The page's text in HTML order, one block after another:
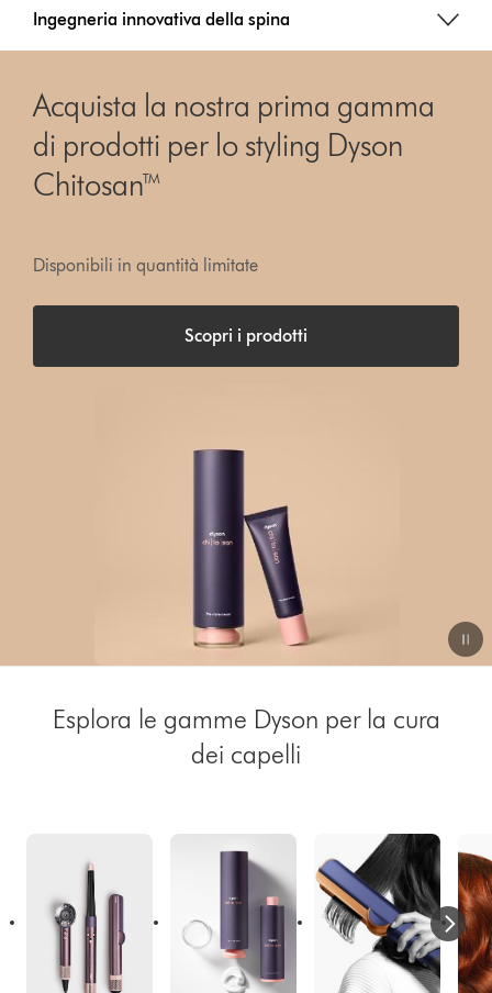
Ingegneria innovativa della spina
Acquista la nostra prima gamma
di prodotti per lo styling Dyson
Chitosan™
Disponibili in quantità limitate
Scopri i prodotti
Esplora le gamme Dyson per la cura
dei capelli